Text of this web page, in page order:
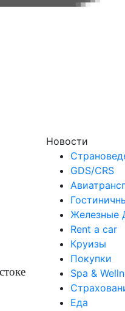
Новости
GDS/CRS
Железные
Rent a car
Круизы
Покупки
Spa &
Еда